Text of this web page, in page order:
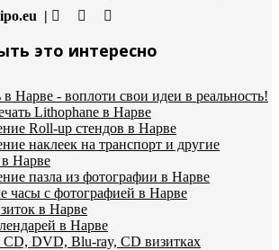
|
это интересно
в Нарве - воплоти свои идеи в реальность!
Lithophane в Нарве
Roll-up стендов в Нарве
наклеек на транспорт и другие
Нарве
пазла из фотографии в Нарве
часы с фотографией в Нарве
в Нарве
в Нарве
CD, DVD, Blu-ray, CD визитках